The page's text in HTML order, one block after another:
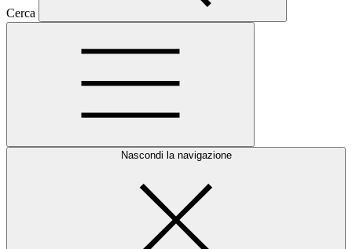
Cerca
Nascondi la navigazione